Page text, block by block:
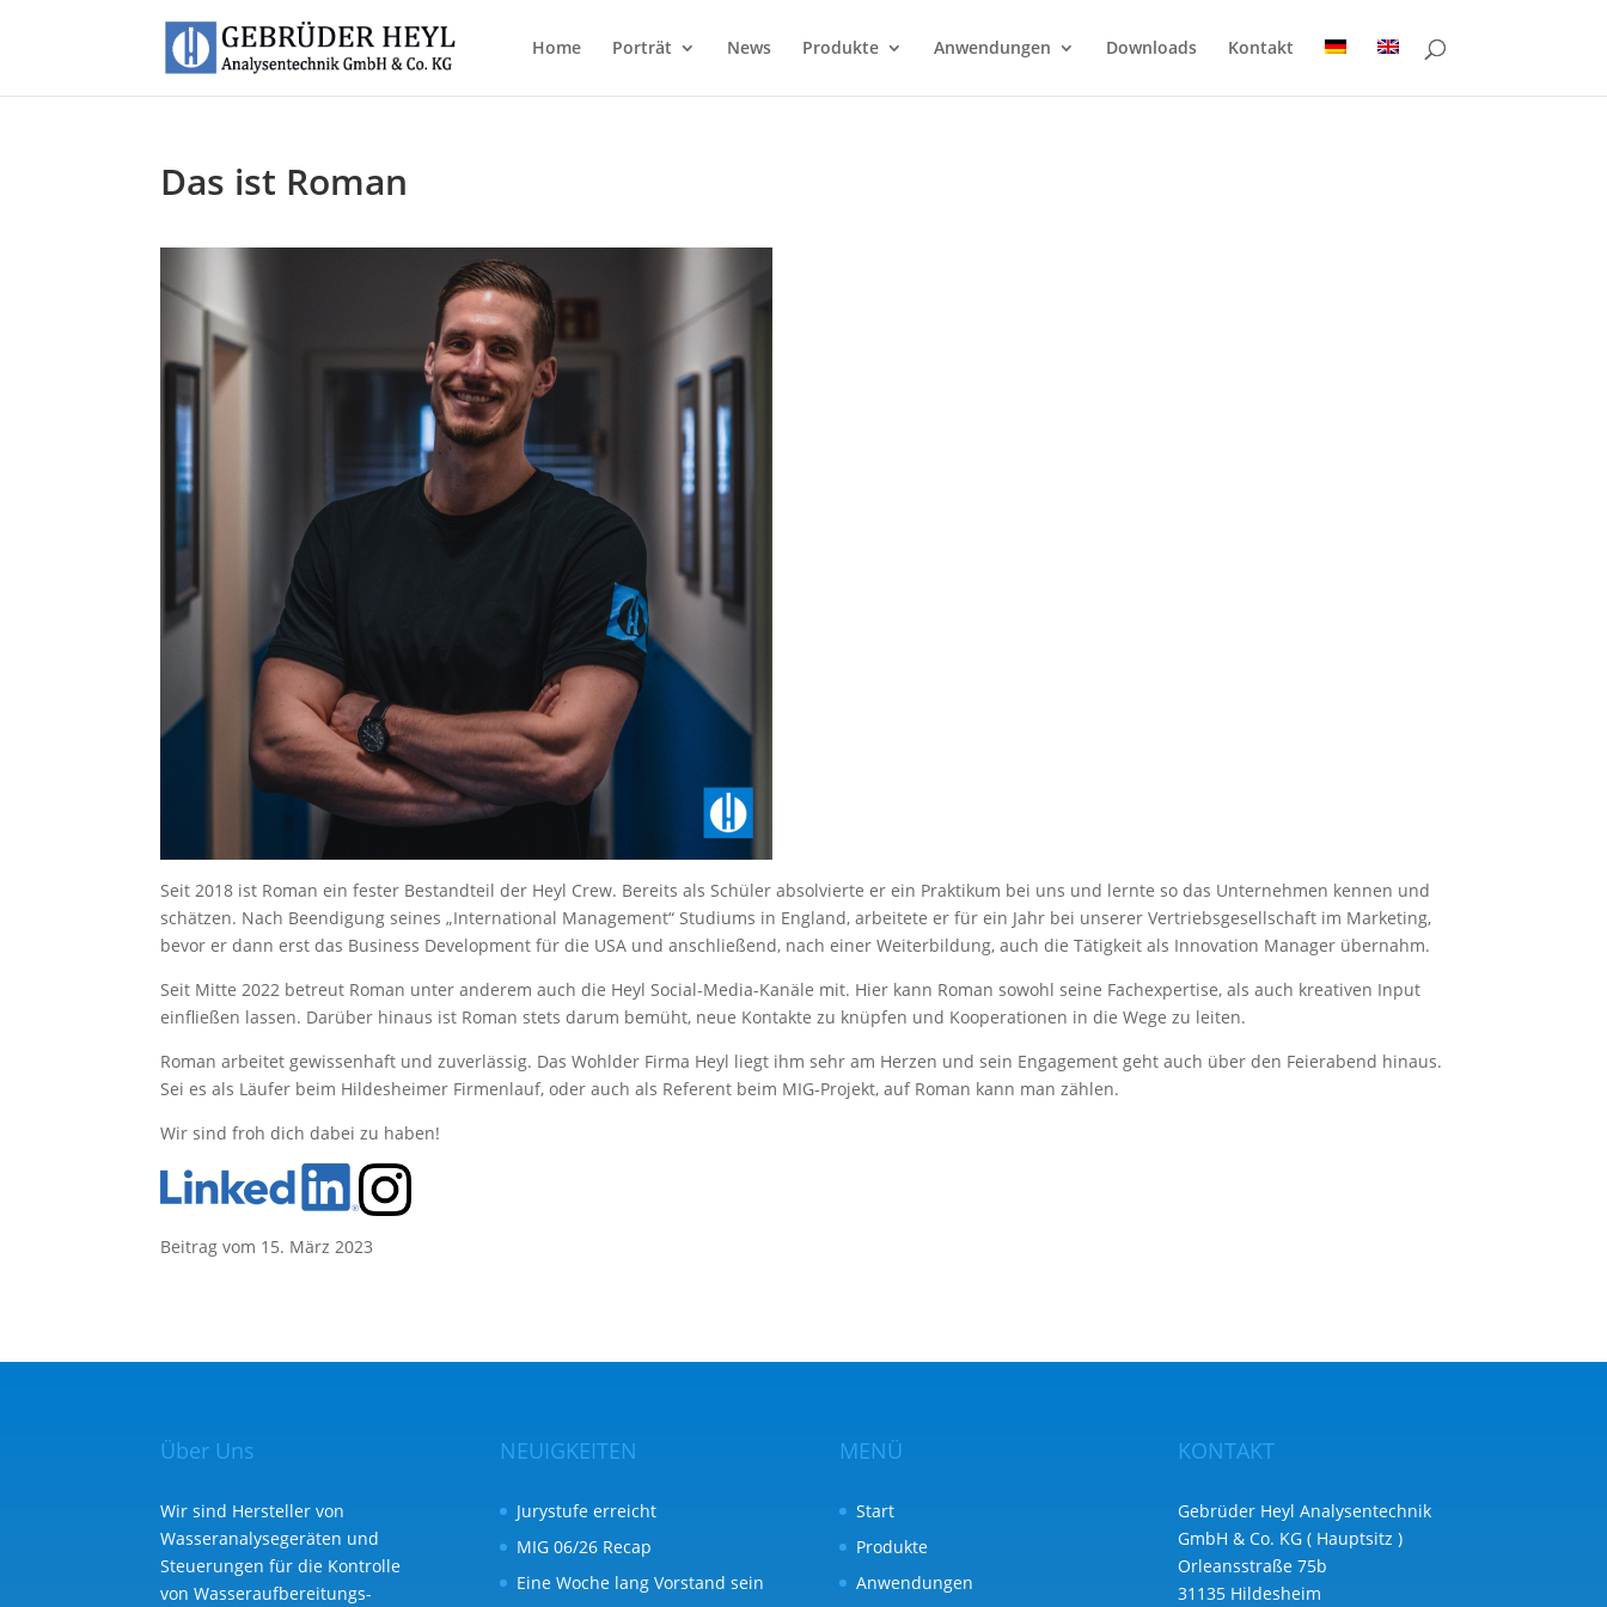
Home Porträt News Produkte Anwendungen Downloads Kontakt
Das ist Roman
Seit 2018 ist Roman ein fester Bestandteil der Heyl Crew. Bereits als Schüler absolvierte er ein Praktikum bei uns und lernte so das Unternehmen kennen und
schätzen. Nach Beendigung seines „International Management“ Studiums in England, arbeitete er für ein Jahr bei unserer Vertriebsgesellschaft im Marketing,
bevor er dann erst das Business Development für die USA und anschließend, nach einer Weiterbildung, auch die Tätigkeit als Innovation Manager übernahm.
Seit Mitte 2022 betreut Roman unter anderem auch die Heyl Social-Media-Kanäle mit. Hier kann Roman sowohl seine Fachexpertise, als auch kreativen Input
einfließen lassen. Darüber hinaus ist Roman stets darum bemüht, neue Kontakte zu knüpfen und Kooperationen in die Wege zu leiten.
Roman arbeitet gewissenhaft und zuverlässig. Das Wohlder Firma Heyl liegt ihm sehr am Herzen und sein Engagement geht auch über den Feierabend hinaus.
Sei es als Läufer beim Hildesheimer Firmenlauf, oder auch als Referent beim MIG-Projekt, auf Roman kann man zählen.
Wir sind froh dich dabei zu haben!
Beitrag vom 15. März 2023
Über Uns
Wir sind Hersteller von
Wasseranalysegeräten und
Steuerungen für die Kontrolle
von Wasser­aufbereitungs­
NEUIGKEITEN
Jurystufe erreicht
MIG 06/26 Recap
Eine Woche lang Vorstand sein
MENÜ
Start
Produkte
Anwendungen
KONTAKT
Gebrüder Heyl Analysentechnik
GmbH & Co. KG ( Hauptsitz )
Orleansstraße 75b
31135 Hildesheim